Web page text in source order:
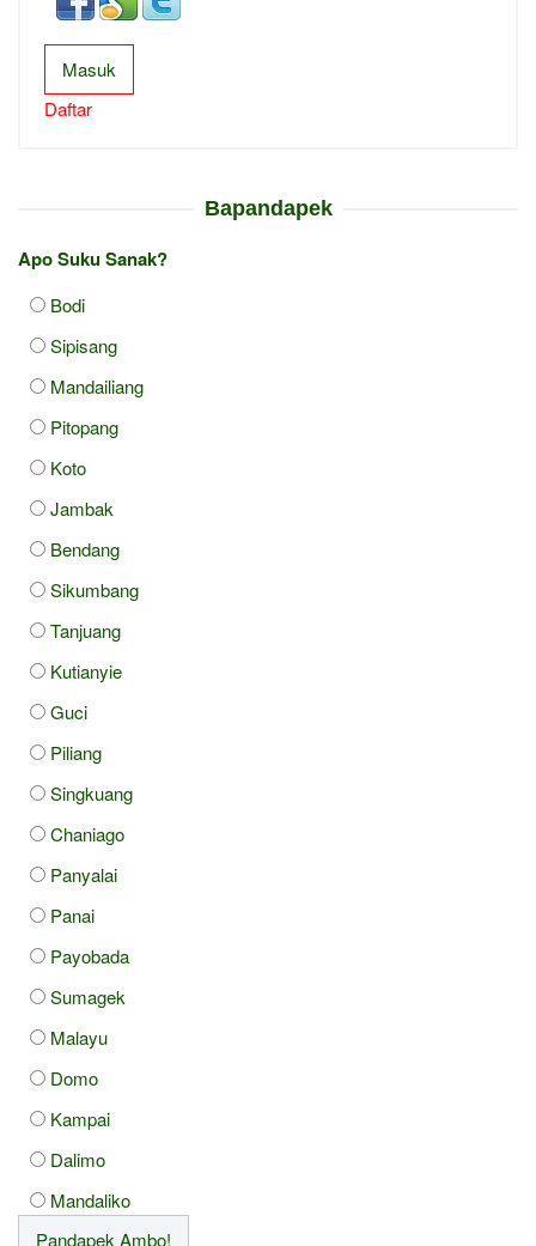
Masuk
Daftar
Bapandapek
Apo Suku Sanak?
Bodi
Sipisang
Mandailiang
Pitopang
Koto
Jambak
Bendang
Sikumbang
Tanjuang
Kutianyie
Guci
Piliang
Singkuang
Chaniago
Panyalai
Panai
Payobada
Sumagek
Malayu
Domo
Kampai
Dalimo
Mandaliko